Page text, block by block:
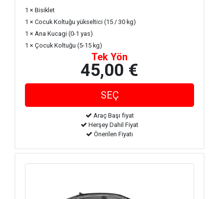
1 × Bisiklet
1 × Cocuk Koltuğu yükseltici (15 / 30 kg)
1 × Ana Kucagi (0-1 yas)
1 × Çocuk Koltuğu (5-15 kg)
Tek Yön
45,00 €
Araç Başı fiyat
Herşey Dahil Fiyat
Önerilen Fiyatı